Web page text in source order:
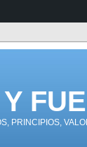
PRINCIPIOS,